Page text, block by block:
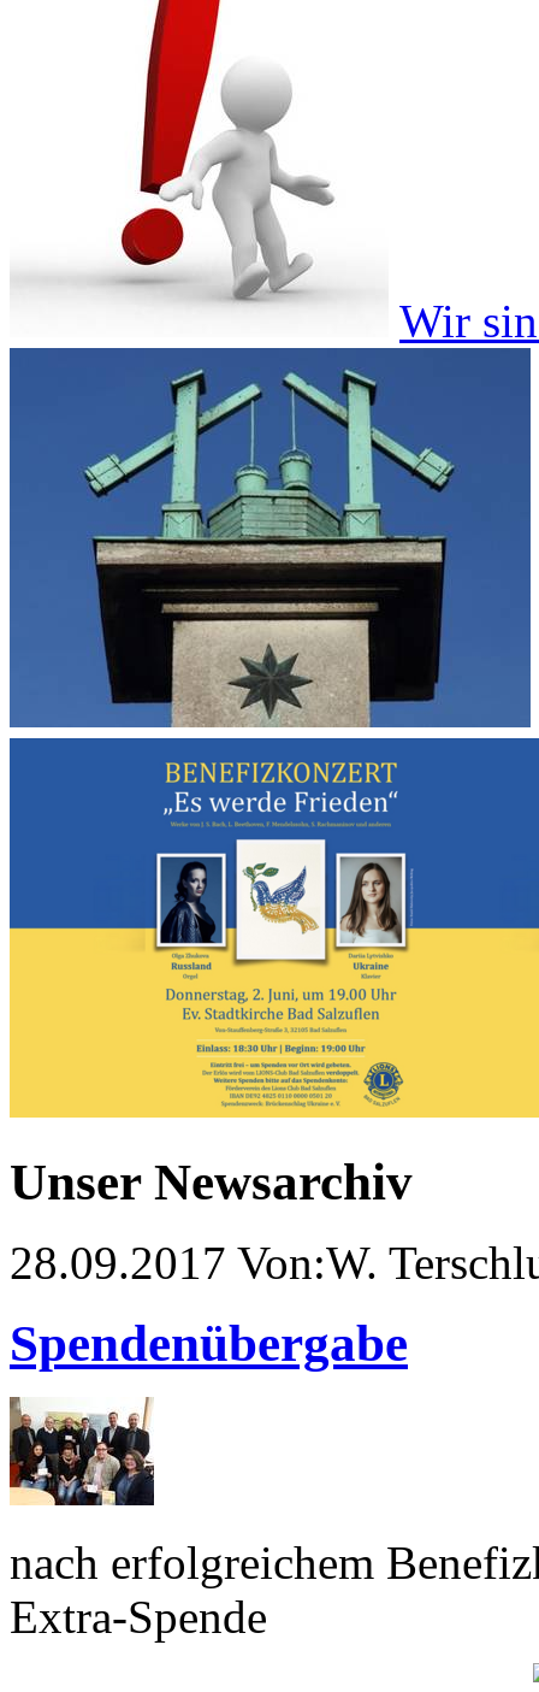
Wir
Unser Newsarchiv
28.09.2017 Von:W.
Spendenübergabe
nach erfolgreichem
Extra-Spende